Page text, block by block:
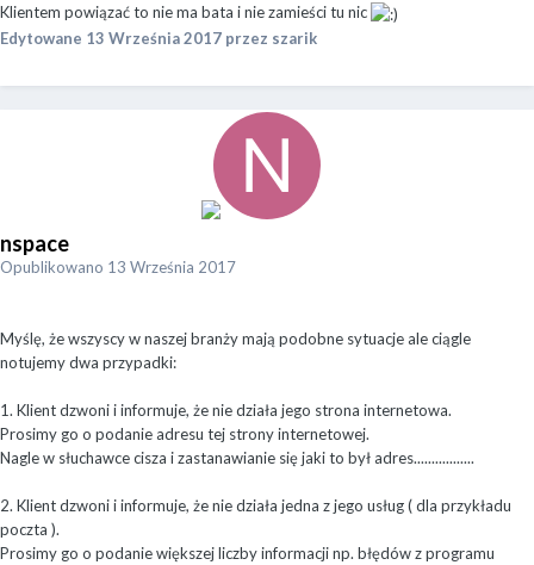
Klientem powiązać to nie ma bata i nie zamieści tu nic
Edytowane 13 Września 2017 przez szarik
nspace
Opublikowano 13 Września 2017
Myślę, że wszyscy w naszej branży mają podobne sytuacje ale ciągle
notujemy dwa przypadki:
1. Klient dzwoni i informuje, że nie działa jego strona internetowa.
Prosimy go o podanie adresu tej strony internetowej.
Nagle w słuchawce cisza i zastanawianie się jaki to był adres.................
2. Klient dzwoni i informuje, że nie działa jedna z jego usług ( dla przykładu
poczta ).
Prosimy go o podanie większej liczby informacji np. błędów z programu